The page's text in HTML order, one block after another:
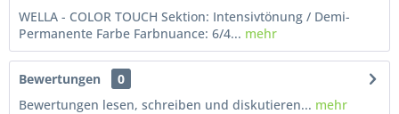
WELLA - COLOR TOUCH Sektion: Intensivtönung / Demi-
Permanente Farbe Farbnuance: 6/4... mehr
Bewertungen
0
Bewertungen lesen, schreiben und diskutieren... mehr